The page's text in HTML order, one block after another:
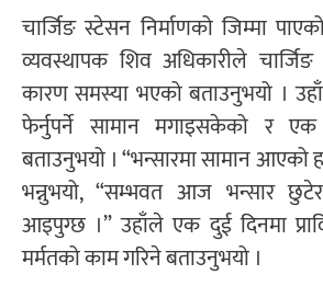
चार्जिङ स्टेसन निर्माणको जिम्मा
व्यवस्थापक शिव अधिकारीले
कारण समस्या भएको बताउनुभयो ।
फेर्नुपर्ने सामान मगाइसकेको र
बताउनुभयो । “भन्सारमा सामान आएको
भन्नुभयो, “सम्भवत आज भन्सार
आइपुग्छ ।” उहाँले एक दुई दिनमा
मर्मतको काम गरिने बताउनुभयो ।